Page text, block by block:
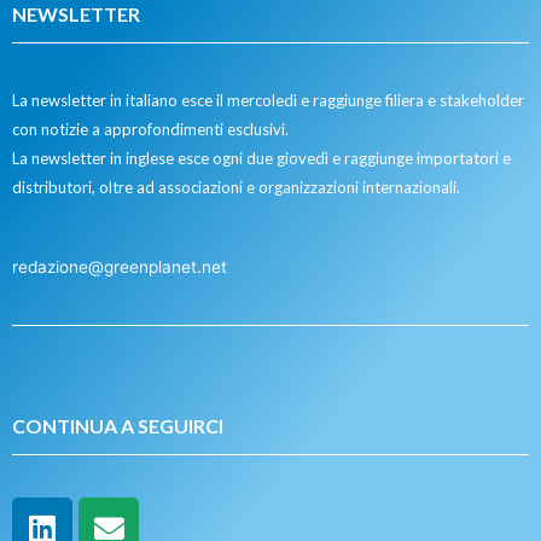
NEWSLETTER
La newsletter in italiano esce il mercoledì e raggiunge filiera e stakeholder
con notizie a approfondimenti esclusivi.
La newsletter in inglese esce ogni due giovedì e raggiunge importatori e
distributori, oltre ad associazioni e organizzazioni internazionali.
redazione@greenplanet.net
CONTINUA A SEGUIRCI